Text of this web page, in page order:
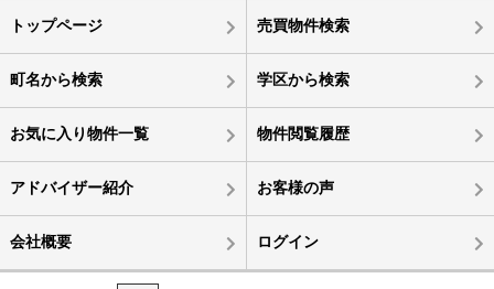
トップページ 売買物件検索
町名から検索 学区から検索
お気に入り物件一覧 物件閲覧履歴
アドバイザー紹介 お客様の声
会社概要 ログイン